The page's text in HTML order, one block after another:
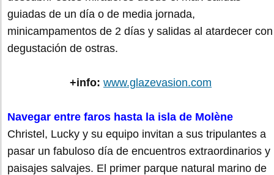
guiadas de un día o de media jornada,
minicampamentos de 2 días y salidas al atardecer con
degustación de ostras.
+info: www.glazevasion.com
Navegar entre faros hasta la isla de Molène
Christel, Lucky y su equipo invitan a sus tripulantes a
pasar un fabuloso día de encuentros extraordinarios y
paisajes salvajes. El primer parque natural marino de